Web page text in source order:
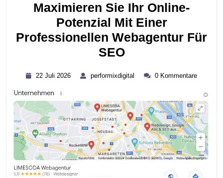
Maximieren Sie Ihr Online-
Potenzial Mit Einer
Professionellen Webagentur Für
SEOMaximieren
Ihr
Potenzial
Mit
Einer
Professionellen
Webagentur
22 Juli 2026 performixdigital performixdigital
0 Kommentare